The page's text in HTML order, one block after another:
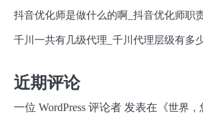
抖音优化师是做什么的啊_抖音优化师职
千川一共有几级代理_千川代理层级有多
近期评论
一位 WordPress 评论者 发表在《世界，